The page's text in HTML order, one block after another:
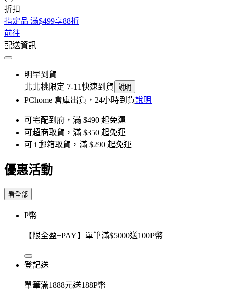
折扣
指定品 滿$499享88折
前往
配送資訊
明早到貨
北北桃限定 7-11快速到貨 說明
PChome 倉庫出貨，24小時到貨說明
可宅配到府，滿 $490 起免運
可超商取貨，滿 $350 起免運
可 i 郵箱取貨，滿 $290 起免運
優惠活動
看全部
P幣
【限全盈+PAY】單筆滿$5000送100P幣
登記送
單筆滿1888元送188P幣